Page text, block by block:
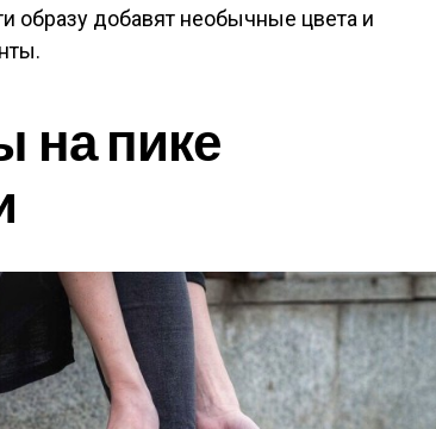
образу добавят необычные цвета и
на пике